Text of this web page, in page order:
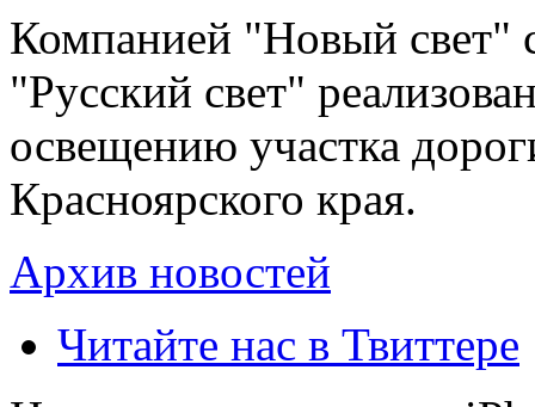
Компанией "Новый свет"
"Русский свет"
освещению участка
Красноярского края.
Архив новостей
Читайте нас в Твиттере